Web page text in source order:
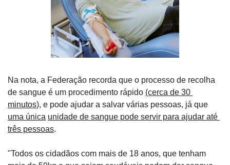
Na nota, a Federação recorda que o processo de recolha
de sangue é um procedimento rápido (cerca de 30
minutos
uma única unidade de sangue pode servir para ajudar até
três pessoas.
"Todos os cidadãos com mais de 18 anos, que tenham